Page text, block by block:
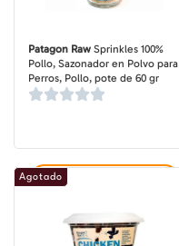
Patagon Raw Sprinkles 100%
Pollo, Sazonador en Polvo para
Perros, Pollo, pote de 60 gr
Agregar al carrito
Agotado